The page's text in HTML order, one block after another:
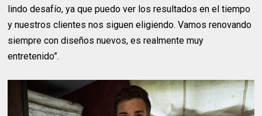
lindo desafío, ya que puedo ver los resultados en el tiempo
y nuestros clientes nos siguen eligiendo. Vamos renovando
siempre con diseños nuevos, es realmente muy
entretenido”.